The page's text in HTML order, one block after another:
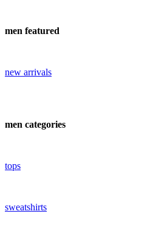
men featured
new arrivals
men categories
tops
sweatshirts